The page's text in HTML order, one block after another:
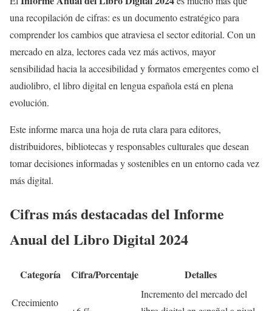
una recopilación de cifras: es un documento estratégico para
comprender los cambios que atraviesa el sector editorial. Con un
mercado en alza, lectores cada vez más activos, mayor
sensibilidad hacia la accesibilidad y formatos emergentes como el
audiolibro, el libro digital en lengua española está en plena
evolución.
Este informe marca una hoja de ruta clara para editores,
distribuidores, bibliotecas y responsables culturales que desean
tomar decisiones informadas y sostenibles en un entorno cada vez
más digital.
Cifras más destacadas del Informe
Anual del Libro Digital 2024
Categoría Cifra/Porcentaje Detalles
Crecimiento
Incremento del mercado del